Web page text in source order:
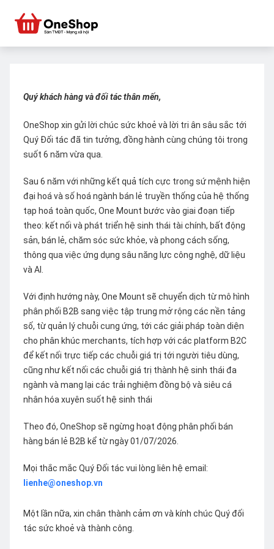
Quý khách hàng và đối tác thân mến,
OneShop xin gửi lời chúc sức khoẻ và lời tri ân sâu sắc tới
Quý Đối tác đã tin tưởng, đồng hành cùng chúng tôi trong
suốt 6 năm vừa qua.
Sau 6 năm với những kết quả tích cực trong sứ mệnh hiện
đại hoá và số hoá ngành bán lẻ truyền thống của hệ thống
tạp hoá toàn quốc, One Mount bước vào giai đoạn tiếp
theo: kết nối và phát triển hệ sinh thái tài chính, bất động
sản, bán lẻ, chăm sóc sức khỏe, và phong cách sống,
thông qua việc ứng dụng sâu năng lực công nghệ, dữ liệu
và AI.
Với định hướng này, One Mount sẽ chuyển dịch từ mô hình
phân phối B2B sang việc tập trung mở rộng các nền tảng
số, từ quản lý chuỗi cung ứng, tới các giải pháp toàn diện
cho phân khúc merchants, tích hợp với các platform B2C
để kết nối trực tiếp các chuỗi giá trị tới người tiêu dùng,
cũng như kết nối các chuỗi giá trị thành hệ sinh thái đa
ngành và mang lại các trải nghiệm đồng bộ và siêu cá
nhân hóa xuyên suốt hệ sinh thái
Theo đó, OneShop sẽ ngừng hoạt động phân phối bán
hàng bán lẻ B2B kể từ ngày 01/07/2026.
Mọi thắc mắc Quý Đối tác vui lòng liên hệ email:
lienhe@oneshop.vn
Một lần nữa, xin chân thành cảm ơn và kính chúc Quý đối
tác sức khoẻ và thành công.